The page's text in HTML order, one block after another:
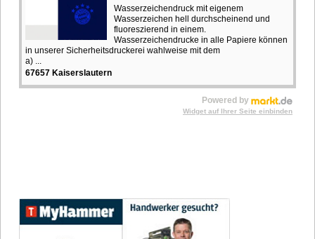
Wasserzeichendruck mit eigenem
Wasserzeichen hell durchscheinend und
fluoreszierend in einem.
Wasserzeichendrucke in alle Papiere können
in unserer Sicherheitsdruckerei wahlweise mit dem
a) ...
67657 Kaiserslautern
Powered by
Widget auf Ihrer Seite einbinden